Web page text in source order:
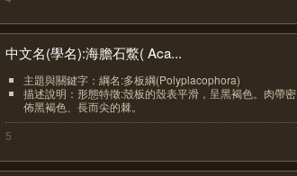
中文名(學名):海膽石鱉( Aca...
主題與關鍵字：綱名:多板綱(Polyplacophora)
描述說明：形態特徵:殼板的殼表平滑，呈黑褐色。肉帶密
佈黑褐色、長而尖的棘。
5